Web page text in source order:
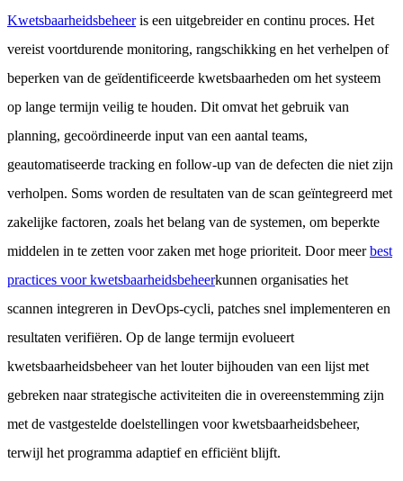
Kwetsbaarheidsbeheeris een uitgebreider en continu proces. Het
vereist voortdurende monitoring, rangschikking en het verhelpen of
beperken van de geïdentificeerde kwetsbaarheden om het systeem
op lange termijn veilig te houden. Dit omvat het gebruik van
planning, gecoördineerde input van een aantal teams,
geautomatiseerde tracking en follow-up van de defecten die niet zijn
verholpen. Soms worden de resultaten van de scan geïntegreerd met
zakelijke factoren, zoals het belang van de systemen, om beperkte
middelen in te zetten voor zaken met hoge prioriteit. Door meerbest
practices voor kwetsbaarheidsbeheerkunnen organisaties het
scannen integreren in DevOps-cycli, patches snel implementeren en
resultaten verifiëren. Op de lange termijn evolueert
kwetsbaarheidsbeheer van het louter bijhouden van een lijst met
gebreken naar strategische activiteiten die in overeenstemming zijn
met de vastgestelde doelstellingen voor kwetsbaarheidsbeheer,
terwijl het programma adaptief en efficiënt blijft.